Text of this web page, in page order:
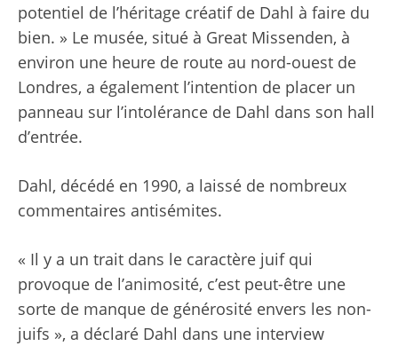
potentiel de l’héritage créatif de Dahl à faire du
bien. » Le musée, situé à Great Missenden, à
environ une heure de route au nord-ouest de
Londres, a également l’intention de placer un
panneau sur l’intolérance de Dahl dans son hall
d’entrée.
Dahl, décédé en 1990, a laissé de nombreux
commentaires antisémites.
« Il y a un trait dans le caractère juif qui
provoque de l’animosité, c’est peut-être une
sorte de manque de générosité envers les non-
juifs », a déclaré Dahl dans une interview